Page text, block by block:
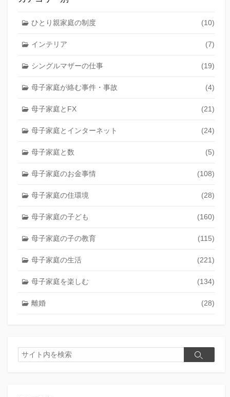
ひとり親家庭の制度 (10)
インテリア (7)
シングルマザーの仕事 (19)
母子家庭が絡む事件・事故 (4)
母子家庭とFX (21)
母子家庭とインターネット (24)
母子家庭と数 (5)
母子家庭のお金事情 (108)
母子家庭の住環境 (28)
母子家庭の子ども (160)
母子家庭の子の教育 (115)
母子家庭の生活 (221)
母子家庭を楽しむ (134)
離婚 (28)
検
索
検